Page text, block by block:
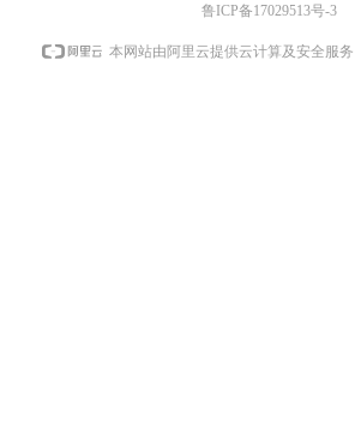
鲁ICP备17029513号-3
本网站由阿里云提供云计算及安全服务